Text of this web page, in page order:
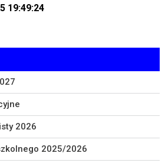
19:49:24
2026
2025/2026